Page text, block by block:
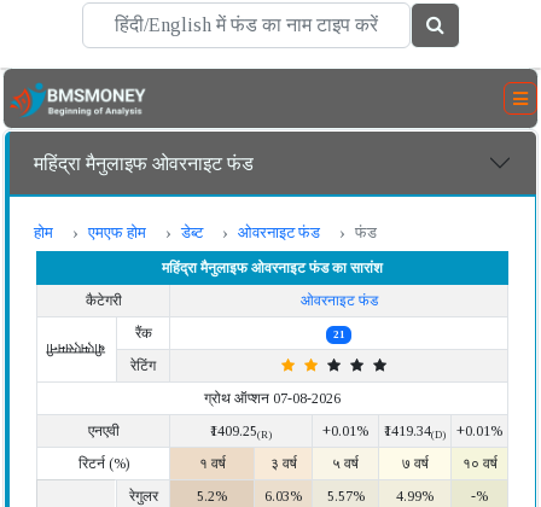
महिंद्रा मैनुलाइफ ओवरनाइट फंड
होम एमएफ होम डेब्ट ओवरनाइट फंड फंड
महिंद्रा मैनुलाइफ ओवरनाइट फंड का सारांश
कैटेगरी
ओवरनाइट फंड
बीएमएसमनी
रैंक 21
रेटिंग
ग्रोथ ऑप्शन 07-08-2026
एनएवी
₹1409.25(R) +0.01% ₹1419.34(D)
+0.01%
रिटर्न (%)
१ वर्ष ३ वर्ष ५ वर्ष ७ वर्ष १० वर्ष
रेगुलर 5.2% 6.03% 5.57% 4.99%
-%